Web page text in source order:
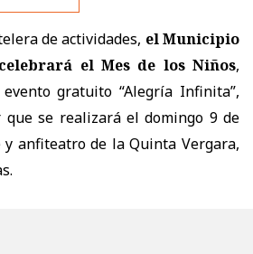
de actividades, el Municipio
el Mes de los Niños,
gratuito “Alegría Infinita”,
se realizará el domingo 9 de
anfiteatro de la Quinta Vergara,